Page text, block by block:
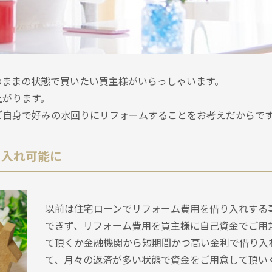
まの状態で買いたい買主様がいらっしゃいます。
ります。
身で好みの水回りにリフォームすることをお考えだからで
れ可能に
以前は住宅ローンでリフォーム費用を借り入れする
できず、リフォーム費用を買主様に自己資金でご用
て頂くか金融機関から短期間かつ高い金利で借り入
て、月々の返済が多い状態で資金をご用意して頂い